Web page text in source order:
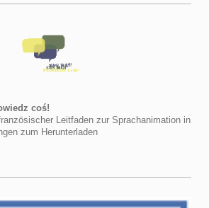
coś!
Leitfaden zur Sprachanimation in
zum Herunterladen